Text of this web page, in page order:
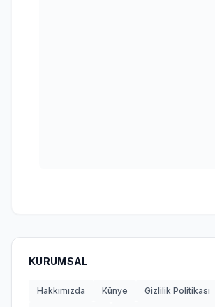
KURUMSAL
Hakkımızda Künye Gizlilik Politikası